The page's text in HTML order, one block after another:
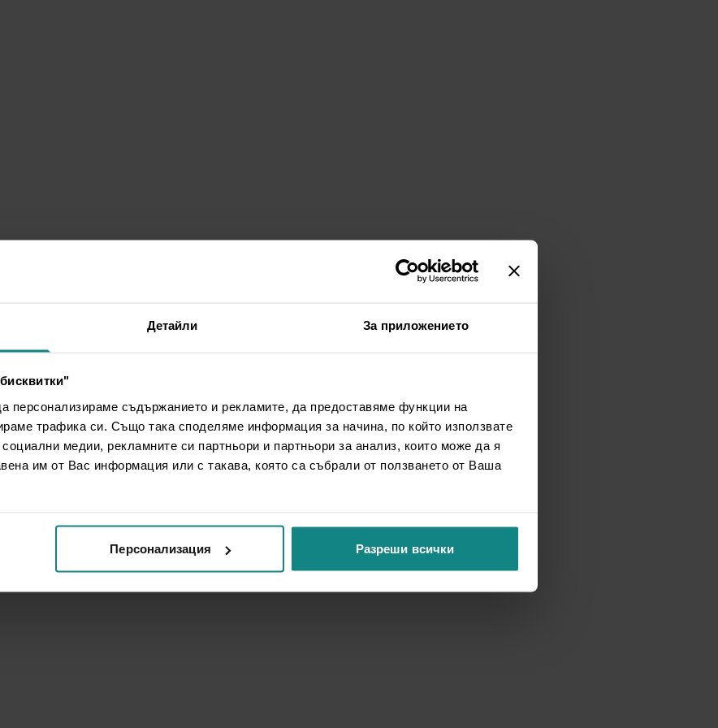
Детайли За приложението
персонализираме съдържанието и рекламите, да предоставяме функции на
трафика си. Също така споделяме информация за начина, по който използвате
медии, рекламните си партньори и партньори за анализ, които може да я
им от Вас информация или с такава, която са събрали от ползването от Ваша
Персонализация Разреши всички